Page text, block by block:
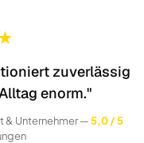
zuverlässig
enorm."
& Unternehmer —5,0 / 5